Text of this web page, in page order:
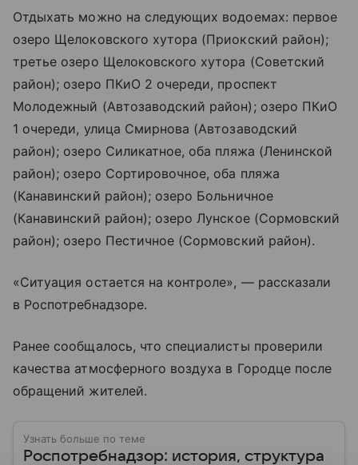
Отдыхать можно на следующих водоемах: первое
озеро Щелоковского хутора (Приокский район);
третье озеро Щелоковского хутора (Советский
район); озеро ПКиО 2 очереди, проспект
Молодежный (Автозаводский район); озеро ПКиО
1 очереди, улица Смирнова (Автозаводский
район); озеро Силикатное, оба пляжа (Ленинской
район); озеро Сортировочное, оба пляжа
(Канавинский район); озеро Больничное
(Канавинский район); озеро Лунское (Сормовский
район); озеро Пестичное (Сормовский район).
«Ситуация остается на контроле», — рассказали
в Роспотребнадзоре.
Ранее сообщалось, что специалисты проверили
качества атмосферного воздуха в Городце после
обращений жителей.
Узнать больше по теме
Роспотребнадзор: история, структура